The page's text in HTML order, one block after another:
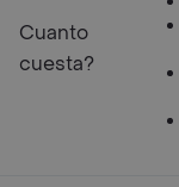
Cuanto
cuesta?